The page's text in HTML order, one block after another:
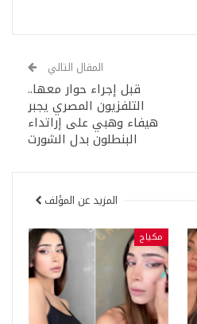
المقال التالي
قبل إجراء حوار معها..
التلفزيون المصري يجبر
هيفاء وهبي على إراتداء
البنطلون بدل الشورت
المزيد عن المؤلف
مكياج